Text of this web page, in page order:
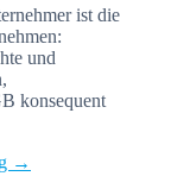
ist die
und
konsequent
→